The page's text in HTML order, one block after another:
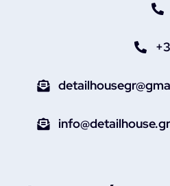
info@detailhouse.gr